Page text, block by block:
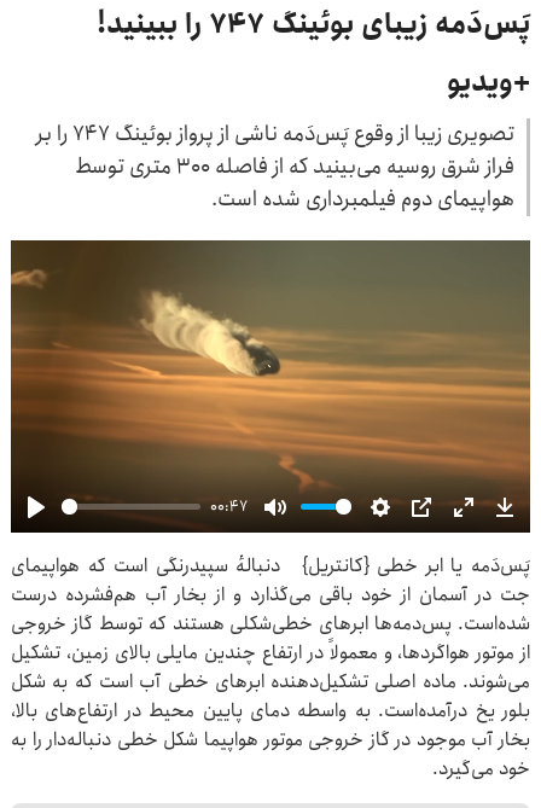
پَس‌دَمه زیبای بوئینگ ۷۴۷ را ببینید!
+ویدیو
تصویری زیبا از وقوع پَس‌دَمه ناشی از پرواز بوئینگ ۷۴۷ را بر
فراز شرق روسیه می‌بینید که از فاصله ۳۰۰ متری توسط
هواپیمای دوم فیلمبرداری شده است.
Play
00:47
Mute Settings
PIP Enter
پَس‌دَمه یا ابر خطی {کانتریل} دنبالهٔ سپیدرنگی است که هواپیمای
جت در آسمان از خود باقی می‌گذارد و از بخار آب هم‌فشرده درست
شده‌است. پس‌دمه‌ها ابرهای خطی‌شکلی هستند که توسط گاز خروجی
از موتور هواگردها، و معمولاً در ارتفاع چندین مایلی بالای زمین، تشکیل
می‌شوند. ماده اصلی تشکیل‌دهنده ابرهای خطی آب است که به شکل
بلور یخ درآمده‌است. به واسطه دمای پایین محیط در ارتفاع‌های بالا،
بخار آب موجود در گاز خروجی موتور هواپیما شکل خطی دنباله‌دار را به
خود می‌گیرد.